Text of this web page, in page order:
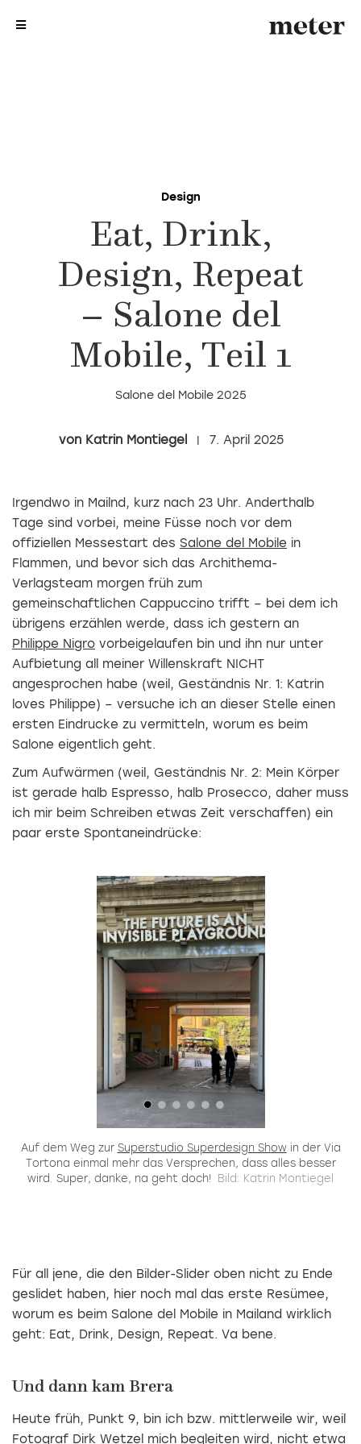
Design
Eat, Drink,
Design, Repeat
– Salone del
Mobile, Teil 1
Salone del Mobile 2025
Katrin Montiegel 7. April 2025
Irgendwo in Mailnd, kurz nach 23 Uhr. Anderthalb
Tage sind vorbei, meine Füsse noch vor dem
offiziellen Messestart des Salone del Mobile in
Flammen, und bevor sich das Archithema-
Verlagsteam morgen früh zum
gemeinschaftlichen Cappuccino trifft – bei dem ich
übrigens erzählen werde, dass ich gestern an
Philippe Nigro vorbeigelaufen bin und ihn nur unter
Aufbietung all meiner Willenskraft NICHT
angesprochen habe (weil, Geständnis Nr. 1: Katrin
loves Philippe) – versuche ich an dieser Stelle einen
ersten Eindrucke zu vermitteln, worum es beim
Salone eigentlich geht.
Zum Aufwärmen (weil, Geständnis Nr. 2: Mein Körper
ist gerade halb Espresso, halb Prosecco, daher muss
ich mir beim Schreiben etwas Zeit verschaffen) ein
paar erste Spontaneindrücke:
Auf dem Weg zur Superstudio Superdesign Showin der Via
Tortona einmal mehr das Versprechen, dass alles besser
wird. Super, danke, na geht doch!
Bild: Katrin Montiegel
Für all jene, die den Bilder-Slider oben nicht zu Ende
geslidet haben, hier noch mal das erste Resümee,
worum es beim Salone del Mobile in Mailand wirklich
geht: Eat, Drink, Design, Repeat. Va bene.
Und dann kam Brera
Heute früh, Punkt 9, bin ich bzw. mittlerweile wir, weil
Fotograf Dirk Wetzel mich begleiten wird, nicht etwa